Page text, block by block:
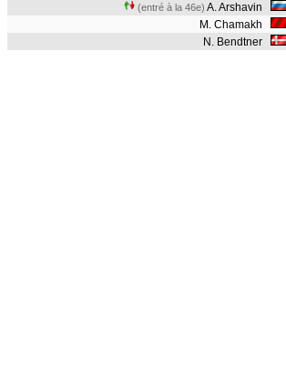
(entré à la 46e) A. Arshavin
M. Chamakh
N. Bendtner